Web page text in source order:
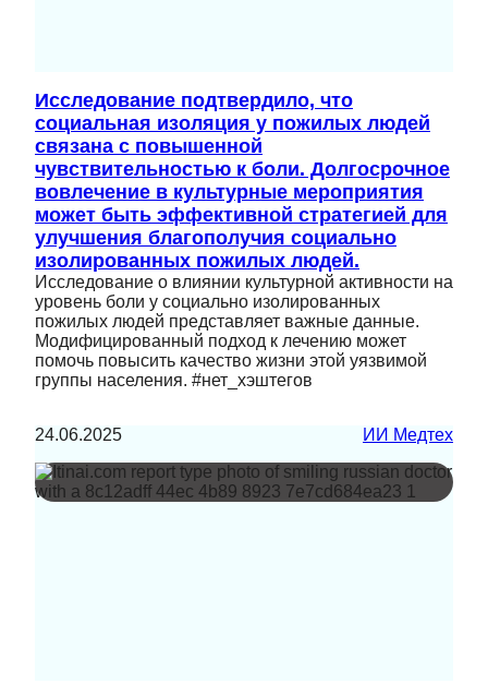
Исследование подтвердило, что
социальная изоляция у пожилых людей
связана с повышенной
чувствительностью к боли. Долгосрочное
вовлечение в культурные мероприятия
может быть эффективной стратегией для
улучшения благополучия социально
изолированных пожилых людей.
Исследование о влиянии культурной активности на
уровень боли у социально изолированных
пожилых людей представляет важные данные.
Модифицированный подход к лечению может
помочь повысить качество жизни этой уязвимой
группы населения. #нет_хэштегов
24.06.2025 ИИ Медтех